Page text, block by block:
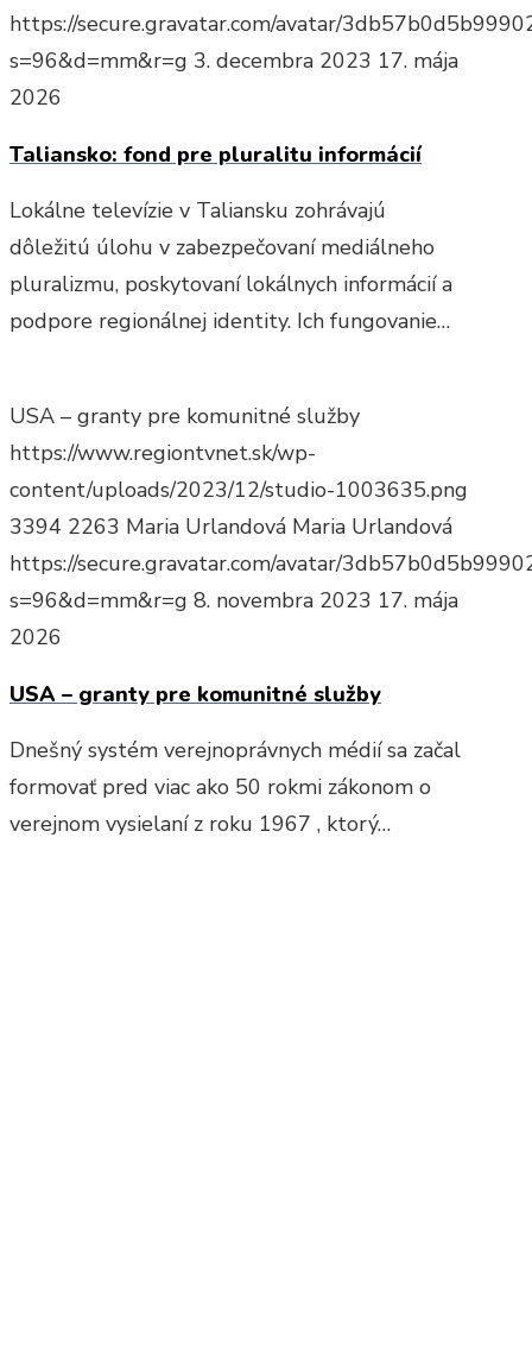
https://secure.gravatar.com/avatar/
s=96&d=mm&r=g 3. decembra 2023 17. mája
2026
Taliansko: fond pre pluralitu informácií
Lokálne televízie v Taliansku zohrávajú
dôležitú úlohu v zabezpečovaní mediálneho
pluralizmu, poskytovaní lokálnych informácií a
podpore regionálnej identity. Ich fungovanie…
USA – granty pre komunitné služby
https://www.regiontvnet.sk/wp-
content/uploads/2023/12/studio-1003635.png
3394 2263 Maria Urlandová Maria Urlandová
https://secure.gravatar.com/avatar/
s=96&d=mm&r=g 8. novembra 2023 17. mája
2026
USA – granty pre komunitné služby
Dnešný systém verejnoprávnych médií sa začal
formovať pred viac ako 50 rokmi zákonom o
verejnom vysielaní z roku 1967 , ktorý…